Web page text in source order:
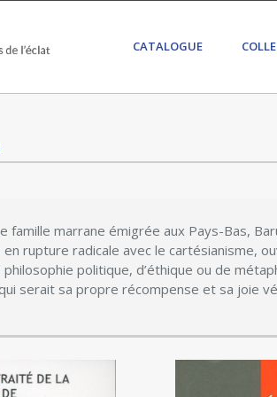
CATALOGUE
famille marrane émigrée aux Pays-Bas,
rupture radicale avec le cartésianisme,
philosophie politique, d’éthique ou de
serait sa propre récompense et sa joie